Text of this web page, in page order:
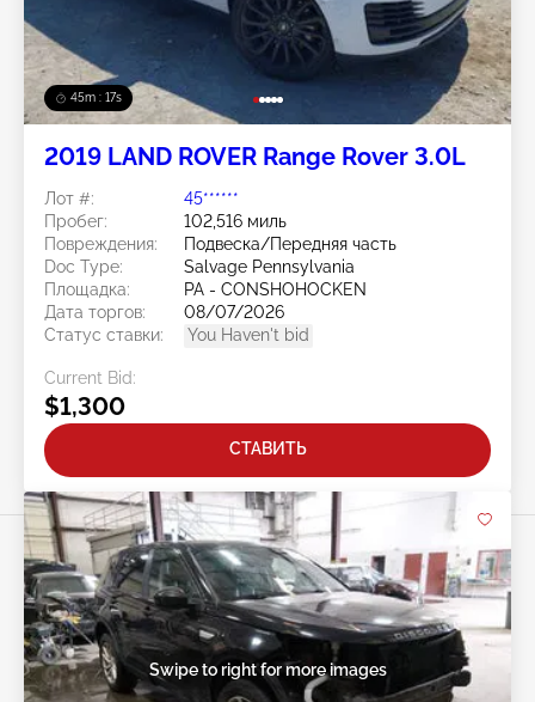
45m : 14s
2019 LAND ROVER Range Rover 3.0L
Лот #:
45******
Пробег:
102,516 миль
Повреждения:
Подвеска/Передняя часть
Doc Type:
Salvage Pennsylvania
Площадка:
PA - CONSHOHOCKEN
Дата торгов:
08/07/2026
Статус ставки:
You Haven't bid
Current Bid:
$1,300
СТАВИТЬ
Swipe to right for more images